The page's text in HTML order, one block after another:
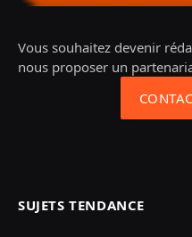
Vous souhaitez devenir
nous proposer un
SUJETS TENDANCE